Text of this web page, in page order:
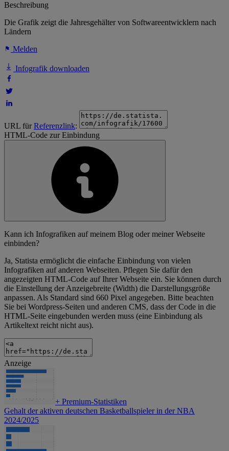
Beschreibung
Die Grafik zeigt die Jahresgehälter von Softwareentwicklern nach
Ländern
Melden
Infografik downloaden
URL fürReferenzlink:
HTML-Code zur Einbindung
Kann ich Infografiken auf meinem Blog oder meiner Webseite
einbinden?
Ja, Statista ermöglicht die einfache Einbindung von vielen
Infografiken auf anderen Webseiten. Pflegen Sie dafür den
angezeigten HTML-Code auf Ihrer Webseite ein. Sie können durch
die Einstellung der Anzeigebreite (Width) die Darstellungsgröße
anpassen. Als Standard sind 660 Pixel angegeben. Bitte beachten
Sie bei Wordpress-Seiten und anderen CMS, dass der Code in die
HTML-Seite eingebunden werden muss (eine Einbindung als
Artikeltext reicht nicht aus).
Anzeige
+ Premium-Statistiken
Gehalt der aktiven deutschen Basketballspieler in der NBA
2024/2025